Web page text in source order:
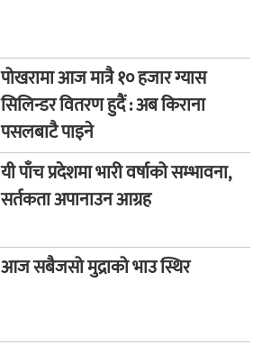
पोखरामा आज मात्रै १० हजार ग्यास
सिलिन्डर वितरण हुदैं : अब किराना
पसलबाटै पाइने
यी पाँच प्रदेशमा भारी वर्षाको सम्भावना,
सर्तकता अपानाउन आग्रह
आज सबैजसो मुद्राको भाउ स्थिर